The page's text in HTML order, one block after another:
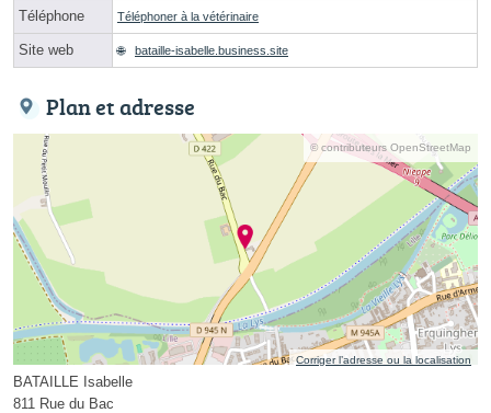
Téléphone Téléphoner à la vétérinaire
Site web bataille-isabelle.business.site
Plan et adresse
© contributeurs OpenStreetMap
Corriger l’adresse ou la localisation
BATAILLE Isabelle
811 Rue du Bac